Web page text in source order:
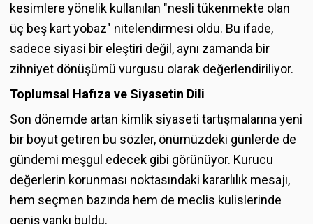
kesimlere yönelik kullanılan "nesli tükenmekte olan
üç beş kart yobaz" nitelendirmesi oldu. Bu ifade,
sadece siyasi bir eleştiri değil, aynı zamanda bir
zihniyet dönüşümü vurgusu olarak değerlendiriliyor.
Toplumsal Hafıza ve Siyasetin Dili
Son dönemde artan kimlik siyaseti tartışmalarına yeni
bir boyut getiren bu sözler, önümüzdeki günlerde de
gündemi meşgul edecek gibi görünüyor. Kurucu
değerlerin korunması noktasındaki kararlılık mesajı,
hem seçmen bazında hem de meclis kulislerinde
geniş yankı buldu.